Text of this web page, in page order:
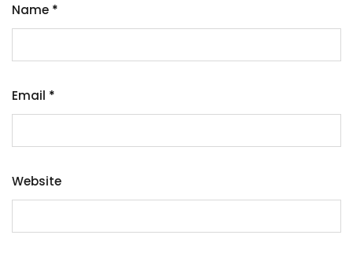
Name *
Email *
Website